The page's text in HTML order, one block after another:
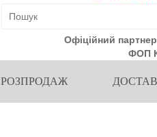
Офіційний
ФОП
РОЗПРОДАЖ